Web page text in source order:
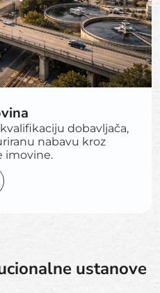
dobavljača,
nabavu kroz
imovine.
ustanove